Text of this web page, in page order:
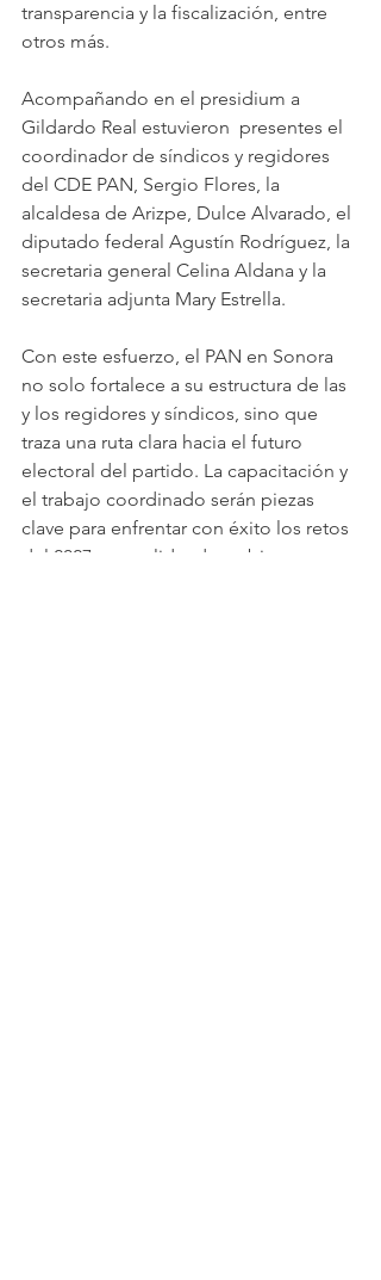
transparencia y la fiscalización, entre
otros más.
Acompañando en el presidium a
Gildardo Real estuvieron  presentes el
coordinador de síndicos y regidores
del CDE PAN, Sergio Flores, la
alcaldesa de Arizpe, Dulce Alvarado, el
diputado federal Agustín Rodríguez, la
secretaria general Celina Aldana y la
secretaria adjunta Mary Estrella.
Con este esfuerzo, el PAN en Sonora
no solo fortalece a su estructura de las
y los regidores y síndicos, sino que
traza una ruta clara hacia el futuro
electoral del partido. La capacitación y
el trabajo coordinado serán piezas
clave para enfrentar con éxito los retos
del 2027, consolidando gobiernos